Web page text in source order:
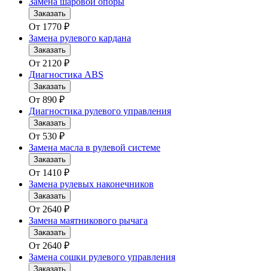
Заказать
От 1770 ₽
Замена рулевого кардана
Заказать
От 2120 ₽
Диагностика ABS
Заказать
От 890 ₽
Диагностика рулевого управления
Заказать
От 530 ₽
Замена масла в рулевой системе
Заказать
От 1410 ₽
Замена рулевых наконечников
Заказать
От 2640 ₽
Замена маятникового рычага
Заказать
От 2640 ₽
Замена сошки рулевого управления
Заказать